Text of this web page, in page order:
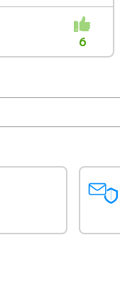
6